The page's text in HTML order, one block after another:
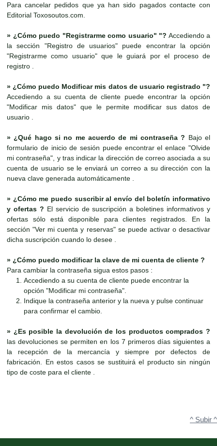
Para cancelar pedidos que ya han sido pagados contacte con
Editorial Toxosoutos.com.
» ¿Cómo puedo "Registrarme como usuario" "? Accediendo a
la sección "Registro de usuarios" puede encontrar la opción
"Registrarme como usuario" que le guiará por el proceso de
registro .
» ¿Cómo puedo Modificar mis datos de usuario registrado "?
Accediendo a su cuenta de cliente puede encontrar la opción
"Modificar mis datos" que le permite modificar sus datos de
usuario .
» ¿Qué hago si no me acuerdo de mi contraseña ? Bajo el
formulario de inicio de sesión puede encontrar el enlace "Olvide
mi contraseña", y tras indicar la dirección de correo asociada a su
cuenta de usuario se le enviará un correo a su dirección con la
nueva clave generada automáticamente .
» ¿Cómo me puedo suscribir al envío del boletín informativo
y ofertas ? El servicio de suscripción a boletines informativos y
ofertas sólo está disponible para clientes registrados. En la
sección "Ver mi cuenta y reservas" se puede activar o desactivar
dicha suscripción cuando lo desee .
» ¿Cómo puedo modificar la clave de mi cuenta de cliente ?
Para cambiar la contraseña sigua estos pasos :
Accediendo a su cuenta de cliente puede encontrar la
opción "Modificar mi contraseña".
Indique la contraseña anterior y la nueva y pulse continuar
para confirmar el cambio.
» ¿Es posible la devolución de los productos comprados ?
las devoluciones se permiten en los 7 primeros días siguientes a
la recepción de la mercancía y siempre por defectos de
fabricación. En estos casos se sustituirá el producto sin ningún
tipo de coste para el cliente .
^ Subir ^